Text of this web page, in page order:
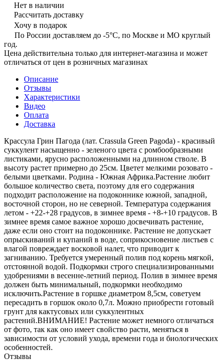
Нет в наличии
Рассчитать доставку
Хочу в подарок
По России доставляем до -5°C, по Москве и МО круглый
год.
Цена действительна только для интернет-магазина и может
отличаться от цен в розничных магазинах
Описание
Отзывы
Характеристики
Видео
Оплата
Доставка
Крассула Грин Пагода (лат. Crassula Green Pagoda) - красивый
суккулент насыщенно - зеленого цвета с ромбообразными
листиками, ярусно расположенными на длинном стволе. В
высоту растет примерно до 25см. Цветет мелкими розовато -
белыми цветками. Родина - Южная Африка.Растение любит
большое количество света, поэтому для его содержания
подходит расположение на подоконнике южной, западной,
восточной сторон, но не северной. Температура содержания
летом - +22-+28 градусов, в зимнее время - +8-+10 градусов. В
зимнее время самое важное хорошо досвечивать растение,
даже если оно стоит на подоконнике. Растение не допускает
опрыскиваний и купаний в воде, соприкосновение листьев с
влагой повреждает восковой налет, что приводит к
загниванию. Требуется умеренный полив под корень мягкой,
отстоянной водой. Подкормки строго специализированными
удобрениями в весенне-летний период. Полив в зимнее время
должен быть минимальный, подкормки необходимо
исключить.Растение в горшке диаметром 8,5см, советуем
пересадить в горшок около 0,7л. Можно приобрести готовый
грунт для кактусовых или суккулентных
растений.ВНИМАНИЕ! Растение может немного отличаться
от фото, так как оно имеет свойство расти, меняться в
зависимости от условий ухода, времени года и биологических
особенностей.
Отзывы